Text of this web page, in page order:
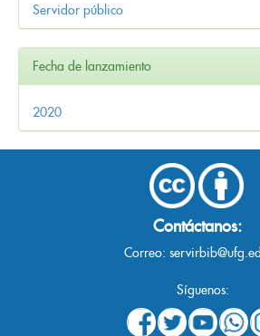
Servidor público
Fecha de lanzamiento
2020
Contáctanos:
Correo:
Síguenos: